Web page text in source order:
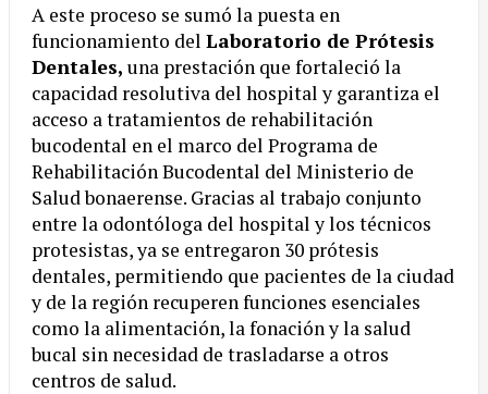
A este proceso se sumó la puesta en
funcionamiento del Laboratorio de Prótesis
Dentales, una prestación que fortaleció la
capacidad resolutiva del hospital y garantiza el
acceso a tratamientos de rehabilitación
bucodental en el marco del Programa de
Rehabilitación Bucodental del Ministerio de
Salud bonaerense. Gracias al trabajo conjunto
entre la odontóloga del hospital y los técnicos
protesistas, ya se entregaron 30 prótesis
dentales, permitiendo que pacientes de la ciudad
y de la región recuperen funciones esenciales
como la alimentación, la fonación y la salud
bucal sin necesidad de trasladarse a otros
centros de salud.